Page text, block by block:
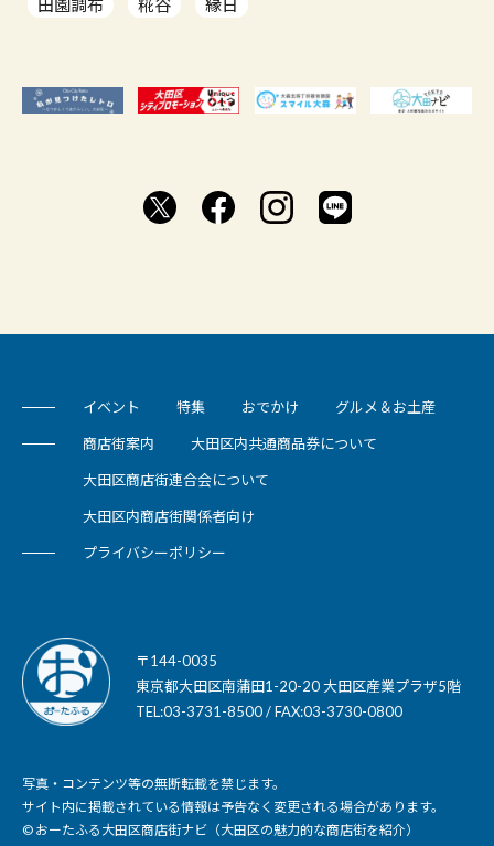
田園調布
糀谷 縁日
イベント 特集 おでかけ グルメ＆お土産
商店街案内 大田区内共通商品券について
大田区商店街連合会について
大田区内商店街関係者向け
プライバシーポリシー
〒144-0035
東京都大田区南蒲田1-20-20 大田区産業プラザ5階
TEL:03-3731-8500 / FAX:03-3730-0800
写真・コンテンツ等の無断転載を禁じます。
サイト内に掲載されている情報は予告なく変更される場合があります。
© おーたふる大田区商店街ナビ（大田区の魅力的な商店街を紹介）